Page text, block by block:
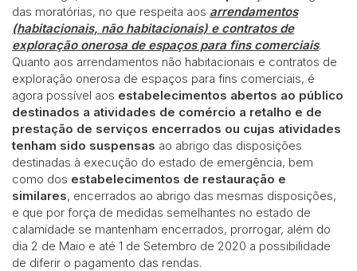
das moratórias, no que respeita aos arrendamentos
(habitacionais, não habitacionais) e contratos de
exploração onerosa de espaços para fins comerciais.
Quanto aos arrendamentos não habitacionais e contratos de
exploração onerosa de espaços para fins comerciais, é
agora possível aos estabelecimentos abertos ao público
destinados a atividades de comércio a retalho e de
prestação de serviços encerrados ou cujas atividades
tenham sido suspensas ao abrigo das disposições
destinadas à execução do estado de emergência, bem
como dos estabelecimentos de restauração e
similares, encerrados ao abrigo das mesmas disposições,
e que por força de medidas semelhantes no estado de
calamidade se mantenham encerrados, prorrogar, além do
dia 2 de Maio e até 1 de Setembro de 2020 a possibilidade
de diferir o pagamento das rendas.